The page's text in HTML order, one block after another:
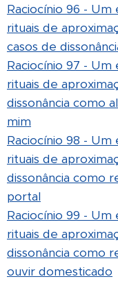
Raciocínio 96 - Um
rituais de
casos de
Raciocínio 97 - Um
rituais de
dissonância como
mim
Raciocínio 98 - Um
rituais de
dissonância como
portal
Raciocínio 99 - Um
rituais de
dissonância como
ouvir domesticado